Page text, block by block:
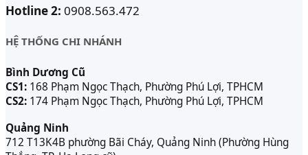
Hotline 2: 0908.563.472
HỆ THỐNG CHI NHÁNH
Bình Dương Cũ
CS1: 168 Phạm Ngọc Thạch, Phường Phú Lợi, TPHCM
CS2: 174 Phạm Ngọc Thạch, Phường Phú Lợi, TPHCM
Quảng Ninh
712 T13K4B phường Bãi Cháy, Quảng Ninh (Phường Hùng